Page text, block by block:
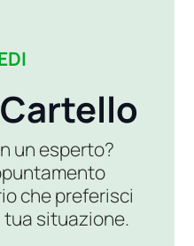
un esperto?
che preferisci
tua situazione.